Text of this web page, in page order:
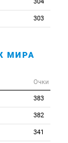
303
МИРА
Очки
383
382
341